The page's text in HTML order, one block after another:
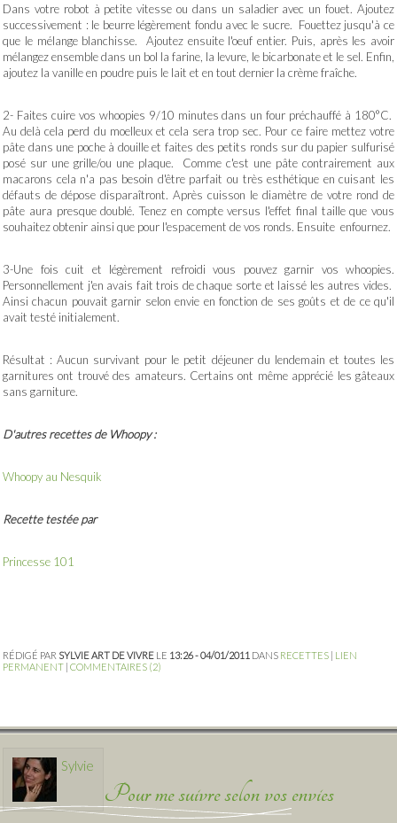
Dans votre robot à petite vitesse ou dans un saladier avec un fouet. Ajoutez
successivement : le beurre légèrement fondu avec le sucre. Fouettez jusqu'à ce
que le mélange blanchisse. Ajoutez ensuite l'oeuf entier. Puis, après les avoir
mélangez ensemble dans un bol la farine, la levure, le bicarbonate et le sel. Enfin,
ajoutez la vanille en poudre puis le lait et en tout dernier la crème fraîche.
2- Faites cuire vos whoopies 9/10 minutes dans un four préchauffé à 180°C.
Au delà cela perd du moelleux et cela sera trop sec. Pour ce faire mettez votre
pâte dans une poche à douille et faites des petits ronds sur du papier sulfurisé
posé sur une grille/ou une plaque. Comme c'est une pâte contrairement aux
macarons cela n'a pas besoin d'être parfait ou très esthétique en cuisant les
défauts de dépose disparaîtront. Après cuisson le diamètre de votre rond de
pâte aura presque doublé. Tenez en compte versus l'effet final taille que vous
souhaitez obtenir ainsi que pour l'espacement de vos ronds. Ensuite enfournez.
3-Une fois cuit et légèrement refroidi vous pouvez garnir vos whoopies.
Personnellement j'en avais fait trois de chaque sorte et laissé les autres vides.
Ainsi chacun pouvait garnir selon envie en fonction de ses goûts et de ce qu'il
avait testé initialement.
Résultat : Aucun survivant pour le petit déjeuner du lendemain et toutes les
garnitures ont trouvé des amateurs. Certains ont même apprécié les gâteaux
sans garniture.
D'autres recettes de Whoopy :
Whoopy au Nesquik
Recette testée par
Princesse 101
RÉDIGÉ PAR SYLVIE ART DE VIVRE LE 13:26 - 04/01/2011 DANS RECETTES | LIEN
PERMANENT | COMMENTAIRES (2)
Sylvie
Pour me suivre selon vos envies